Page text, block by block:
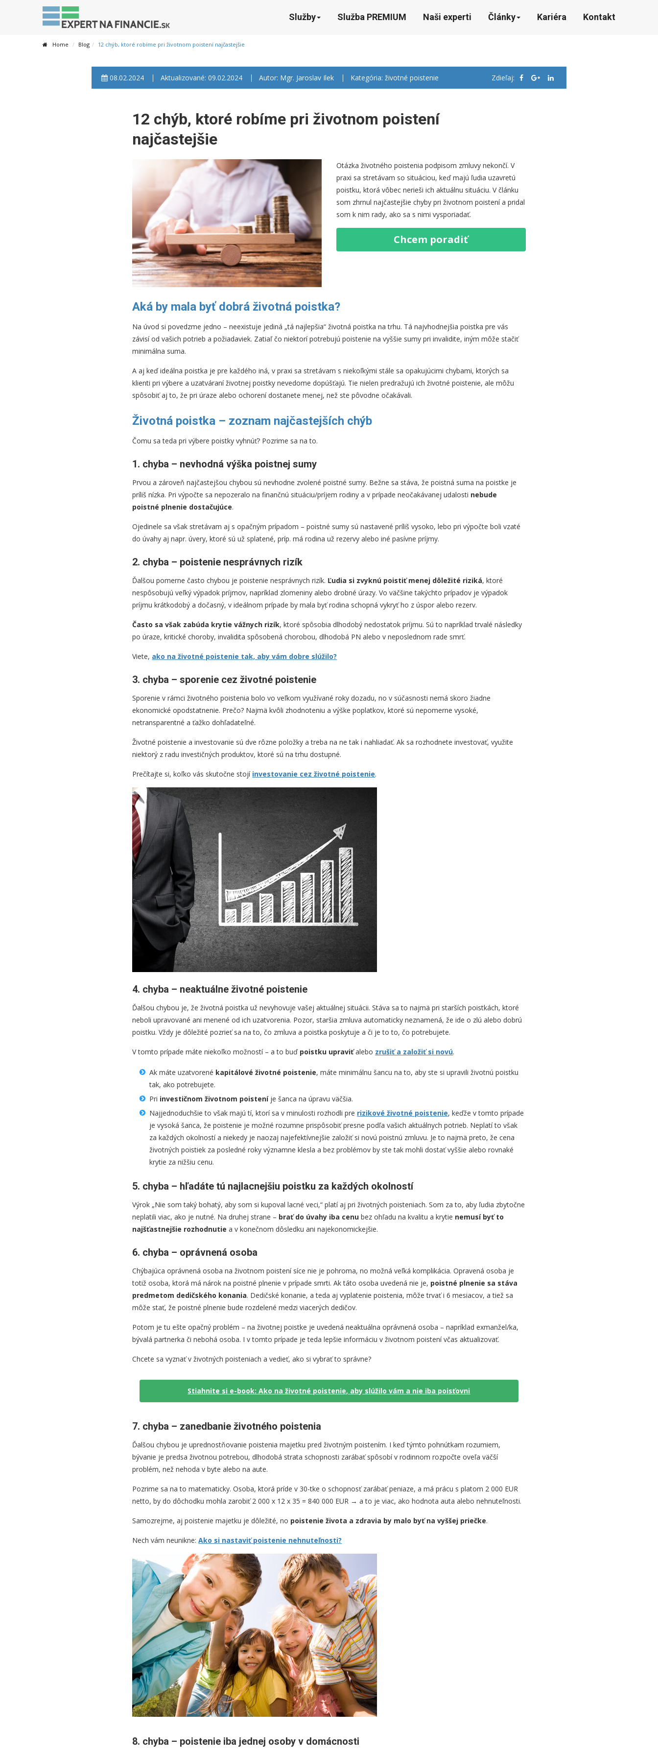
Služby Služba PREMIUM Naši experti Články Kariéra Kontakt
Home Blog 12 chýb, ktoré robíme pri životnom poistení najčastejšie
08.02.2024 Aktualizované: 09.02.2024 Autor: Mgr. Jaroslav Ilek Kategória: životné poistenie Zdieľaj:
12 chýb, ktoré robíme pri životnom poistení
najčastejšie
Otázka životného poistenia podpisom zmluvy nekončí. V
praxi sa stretávam so situáciou, keď majú ľudia uzavretú
poistku, ktorá vôbec nerieši ich aktuálnu situáciu. V článku
som zhrnul najčastejšie chyby pri životnom poistení a pridal
som k nim rady, ako sa s nimi vysporiadať.
Chcem poradiť
Aká by mala byť dobrá životná poistka?
Na úvod si povedzme jedno – neexistuje jediná „tá najlepšia“ životná poistka na trhu. Tá najvhodnejšia poistka pre vás
závisí od vašich potrieb a požiadaviek. Zatiaľ čo niektorí potrebujú poistenie na vyššie sumy pri invalidite, iným môže stačiť
minimálna suma.
A aj keď ideálna poistka je pre každého iná, v praxi sa stretávam s niekoľkými stále sa opakujúcimi chybami, ktorých sa
klienti pri výbere a uzatváraní životnej poistky nevedome dopúšťajú. Tie nielen predražujú ich životné poistenie, ale môžu
spôsobiť aj to, že pri úraze alebo ochorení dostanete menej, než ste pôvodne očakávali.
Životná poistka – zoznam najčastejších chýb
Čomu sa teda pri výbere poistky vyhnúť? Pozrime sa na to.
1. chyba – nevhodná výška poistnej sumy
Prvou a zároveň najčastejšou chybou sú nevhodne zvolené poistné sumy. Bežne sa stáva, že poistná suma na poistke je
príliš nízka. Pri výpočte sa nepozeralo na finančnú situáciu/príjem rodiny a v prípade neočakávanej udalosti nebude
poistné plnenie dostačujúce.
Ojedinele sa však stretávam aj s opačným prípadom – poistné sumy sú nastavené príliš vysoko, lebo pri výpočte boli vzaté
do úvahy aj napr. úvery, ktoré sú už splatené, príp. má rodina už rezervy alebo iné pasívne príjmy.
2. chyba – poistenie nesprávnych rizík
Ďalšou pomerne často chybou je poistenie nesprávnych rizík. Ľudia si zvyknú poistiť menej dôležité riziká, ktoré
nespôsobujú veľký výpadok príjmov, napríklad zlomeniny alebo drobné úrazy. Vo väčšine takýchto prípadov je výpadok
príjmu krátkodobý a dočasný, v ideálnom prípade by mala byť rodina schopná vykryť ho z úspor alebo rezerv.
Často sa však zabúda krytie vážnych rizík, ktoré spôsobia dlhodobý nedostatok príjmu. Sú to napríklad trvalé následky
po úraze, kritické choroby, invalidita spôsobená chorobou, dlhodobá PN alebo v neposlednom rade smrť.
Viete, ako na životné poistenie tak, aby vám dobre slúžilo?
3. chyba – sporenie cez životné poistenie
Sporenie v rámci životného poistenia bolo vo veľkom využívané roky dozadu, no v súčasnosti nemá skoro žiadne
ekonomické opodstatnenie. Prečo? Najmä kvôli zhodnoteniu a výške poplatkov, ktoré sú nepomerne vysoké,
netransparentné a ťažko dohľadateľné.
Životné poistenie a investovanie sú dve rôzne položky a treba na ne tak i nahliadať. Ak sa rozhodnete investovať, využite
niektorý z radu investičných produktov, ktoré sú na trhu dostupné.
Prečítajte si, koľko vás skutočne stojí investovanie cez životné poistenie.
4. chyba – neaktuálne životné poistenie
Ďalšou chybou je, že životná poistka už nevyhovuje vašej aktuálnej situácii. Stáva sa to najmä pri starších poistkách, ktoré
neboli upravované ani menené od ich uzatvorenia. Pozor, staršia zmluva automaticky neznamená, že ide o zlú alebo dobrú
poistku. Vždy je dôležité pozrieť sa na to, čo zmluva a poistka poskytuje a či je to to, čo potrebujete.
V tomto prípade máte niekoľko možností – a to buď poistku upraviťalebo zrušiť a založiť si novú.
Ak máte uzatvorené kapitálové životné poistenie, máte minimálnu šancu na to, aby ste si upravili životnú poistku
tak, ako potrebujete.
Pri investičnom životnom poisteníje šanca na úpravu väčšia.
Najjednoduchšie to však majú tí, ktorí sa v minulosti rozhodli pre rizikové životné poistenie, keďže v tomto prípade
je vysoká šanca, že poistenie je možné rozumne prispôsobiť presne podľa vašich aktuálnych potrieb. Neplatí to však
za každých okolností a niekedy je naozaj najefektívnejšie založiť si novú poistnú zmluvu. Je to najmä preto, že cena
životných poistiek za posledné roky významne klesla a bez problémov by ste tak mohli dostať vyššie alebo rovnaké
krytie za nižšiu cenu.
5. chyba – hľadáte tú najlacnejšiu poistku za každých okolností
Výrok „Nie som taký bohatý, aby som si kupoval lacné veci,“ platí aj pri životných poisteniach. Som za to, aby ľudia zbytočne
neplatili viac, ako je nutné. Na druhej strane – brať do úvahy iba cenu bez ohľadu na kvalitu a krytie nemusí byť to
najšťastnejšie rozhodnutie a v konečnom dôsledku ani najekonomickejšie.
6. chyba – oprávnená osoba
Chýbajúca oprávnená osoba na životnom poistení síce nie je pohroma, no možná veľká komplikácia. Opravená osoba je
totiž osoba, ktorá má nárok na poistné plnenie v prípade smrti. Ak táto osoba uvedená nie je, poistné plnenie sa stáva
predmetom dedičského konania. Dedičské konanie, a teda aj vyplatenie poistenia, môže trvať i 6 mesiacov, a tiež sa
môže stať, že poistné plnenie bude rozdelené medzi viacerých dedičov.
Potom je tu ešte opačný problém – na životnej poistke je uvedená neaktuálna oprávnená osoba – napríklad exmanžel/ka,
bývalá partnerka či nebohá osoba. I v tomto prípade je teda lepšie informáciu v životnom poistení včas aktualizovať.
Chcete sa vyznať v životných poisteniach a vedieť, ako si vybrať to správne?
Stiahnite si e-book: Ako na životné poistenie, aby slúžilo vám a nie iba poisťovni
7. chyba – zanedbanie životného poistenia
Ďalšou chybou je uprednostňovanie poistenia majetku pred životným poistením. I keď týmto pohnútkam rozumiem,
bývanie je predsa životnou potrebou, dlhodobá strata schopnosti zarábať spôsobí v rodinnom rozpočte oveľa väčší
problém, než nehoda v byte alebo na aute.
Pozrime sa na to matematicky. Osoba, ktorá príde v 30-tke o schopnosť zarábať peniaze, a má prácu s platom 2 000 EUR
netto, by do dôchodku mohla zarobiť 2 000 x 12 x 35 = 840 000 EUR → a to je viac, ako hodnota auta alebo nehnuteľnosti.
Samozrejme, aj poistenie majetku je dôležité, no poistenie života a zdravia by malo byť na vyššej priečke.
Nech vám neunikne:Ako si nastaviť poistenie nehnuteľnosti?
8. chyba – poistenie iba jednej osoby v domácnosti